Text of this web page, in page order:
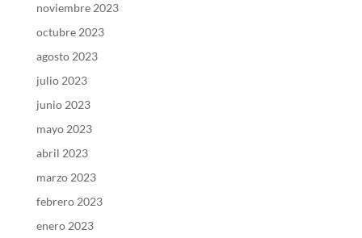
noviembre 2023
octubre 2023
agosto 2023
julio 2023
junio 2023
mayo 2023
abril 2023
marzo 2023
febrero 2023
enero 2023